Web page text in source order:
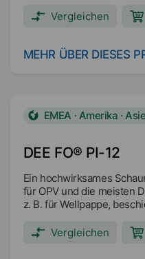
zusätzlichen
Vergleichen
MEHR ÜBER DIESES
DEE FO® PI-12
EMEA · Amerika ·
Ein hochwirksames
für OPV und die meisten
z. B. für Wellpappe,
Vergleichen